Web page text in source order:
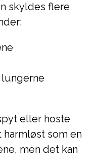
skyldes flere
eller hoste
som en
men det kan